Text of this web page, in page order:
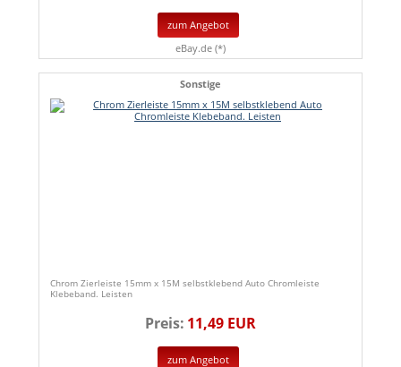
zum Angebot
eBay.de (*)
Sonstige
Chrom Zierleiste 15mm x 15M selbstklebend Auto Chromleiste
Klebeband. Leisten
Preis: 11,49 EUR
zum Angebot